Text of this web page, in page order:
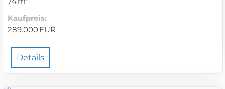
Kaufpreis:
289.000 EUR
Details